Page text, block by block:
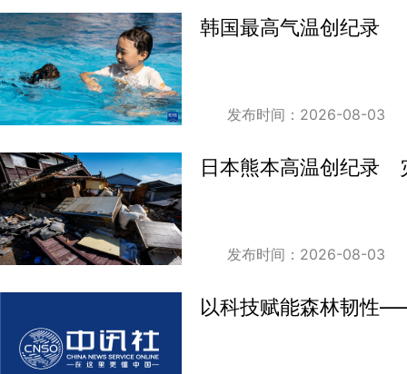
韩国最高气温创纪录
发布时间：2026-08-03
日本熊本高温创纪录
发布时间：2026-08-03
以科技赋能森林韧性